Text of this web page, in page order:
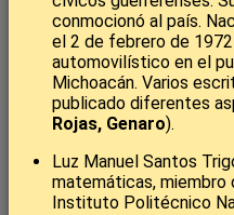
conmocionó al país.
el 2 de febrero de
automovilístico en el
Michoacán. Varios
publicado diferentes
Rojas, Genaro).
Luz Manuel Santos
matemáticas, miembro
Instituto Politécnico